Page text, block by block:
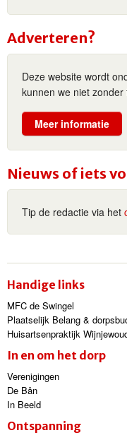
Adverteren?
Deze website wordt
kunnen we niet zonder
Meer informatie
Nieuws of iets
Tip de redactie via het
Handige links
MFC de Swingel
Plaatselijk Belang &
Huisartsenpraktijk
In en om het dorp
Verenigingen
De Bân
In Beeld
Ontspanning